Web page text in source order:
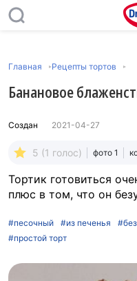
Главная Рецепты тортов
Банановое
Создан 2021-04-27
5 (1 голос) фото 1
Тортик готовиться
плюс в том, что он
#песочный #из печенья
#простой торт